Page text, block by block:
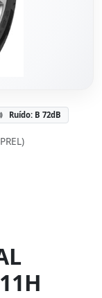
Ruído: B 72dB